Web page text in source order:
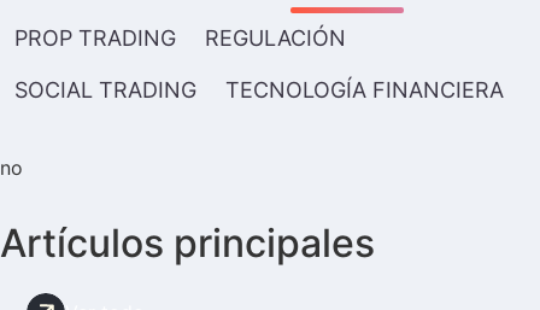
PROP TRADING REGULACIÓN
SOCIAL TRADING TECNOLOGÍA FINANCIERA
no
Artículos principales